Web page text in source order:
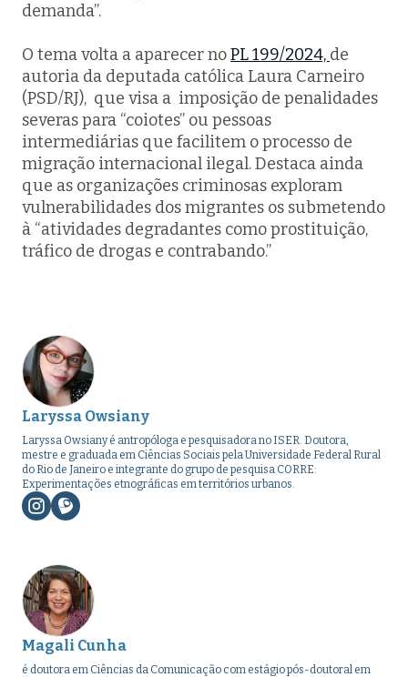
demanda”.
O tema volta a aparecer noPL 199/2024, de
autoria da deputada católica Laura Carneiro
(PSD/RJ), que visa a imposição de penalidades
severas para “coiotes” ou pessoas
intermediárias que facilitem o processo de
migração internacional ilegal. Destaca ainda
que as organizações criminosas exploram
vulnerabilidades dos migrantes os submetendo
à “atividades degradantes como prostituição,
tráfico de drogas e contrabando.”
Laryssa Owsiany
Laryssa Owsiany é antropóloga e pesquisadora no ISER. Doutora,
mestre e graduada em Ciências Sociais pela Universidade Federal Rural
do Rio de Janeiro e integrante do grupo de pesquisa CORRE:
Experimentações etnográficas em territórios urbanos.
Magali Cunha
é doutora em Ciências da Comunicação com estágio pós-doutoral em